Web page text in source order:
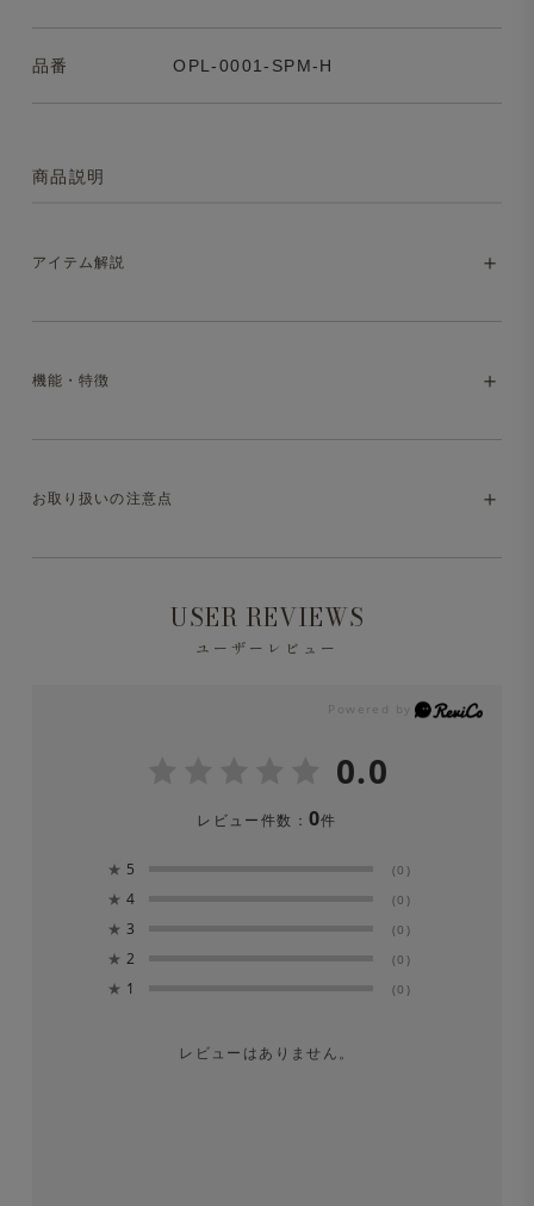
品番 OPL-0001-SPM-H
商品説明
アイテム解説
夏の装いにちょうどいい、オーダーメイドの
を問わず快適に着用いただけます。
サイズやデザインは体型やお好みに合わせて調整可能。着
機能・特徴
をご参照ください）
お取り扱いの注意点
※洗濯後は形を整えてすぐに日陰でつり干しにしてくださ
USER REVIEWS
ユーザーレビュー
0.0
レビュー件数： 0件
★ 5 (0)
★ 4 (0)
★ 3 (0)
★ 2 (0)
★ 1 (0)
レビューはありません。